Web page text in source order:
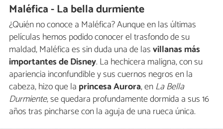
Maléfica - La bella durmiente
¿Quién no conoce a Maléfica? Aunque en las últimas
películas hemos podido conocer el trasfondo de su
maldad, Maléfica es sin duda una de lasvillanas más
importantes de Disney. La hechicera maligna, con su
apariencia inconfundible y sus cuernos negros en la
cabeza, hizo que la princesa Aurora, enLa Bella
Durmiente, se quedara profundamente dormida a sus 16
años tras pincharse con la aguja de una rueca única.